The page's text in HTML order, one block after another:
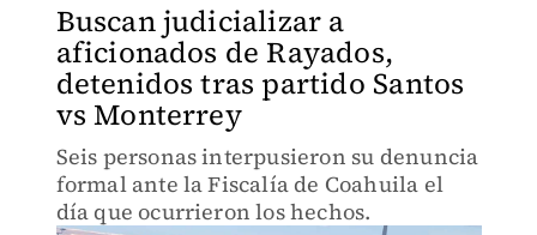
Buscan judicializar a
aficionados de Rayados,
detenidos tras partido Santos
vs Monterrey
Seis personas interpusieron su denuncia
formal ante la Fiscalía de Coahuila el
día que ocurrieron los hechos.